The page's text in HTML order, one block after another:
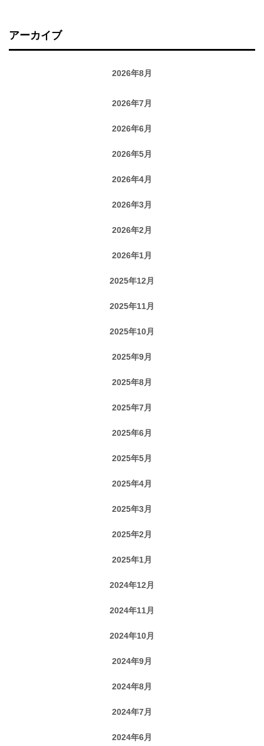
アーカイブ
2026年8月
2026年7月
2026年6月
2026年5月
2026年4月
2026年3月
2026年2月
2026年1月
2025年12月
2025年11月
2025年10月
2025年9月
2025年8月
2025年7月
2025年6月
2025年5月
2025年4月
2025年3月
2025年2月
2025年1月
2024年12月
2024年11月
2024年10月
2024年9月
2024年8月
2024年7月
2024年6月